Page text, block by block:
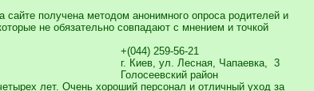
получена методом анонимного опроса родителей и
не обязательно совпадают с мнением и точкой
+(044) 259-56-21
г. Киев, ул. Лесная, Чапаевка, 3
Голосеевский район
лет. Очень хороший персонал и отличный уход за